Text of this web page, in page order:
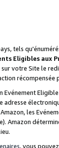
tels
Eligibles aux
votre Site le
récompensée
les
Amazon
, vous